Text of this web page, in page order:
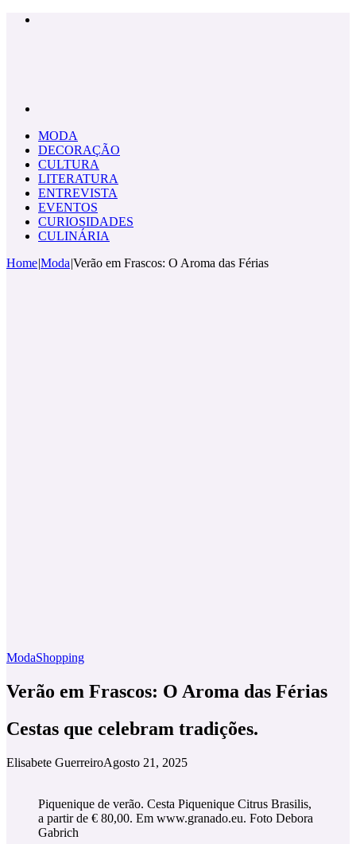
MODA
DECORAÇÃO
CULTURA
LITERATURA
ENTREVISTA
EVENTOS
CURIOSIDADES
CULINÁRIA
Home|Moda|Verão em Frascos: O Aroma das Férias
ModaShopping
Verão em Frascos: O Aroma das Férias
Cestas que celebram tradições.
Elisabete GuerreiroAgosto 21, 2025
Piquenique de verão. Cesta Piquenique Citrus Brasilis,
a partir de € 80,00. Em www.granado.eu. Foto Debora
Gabrich